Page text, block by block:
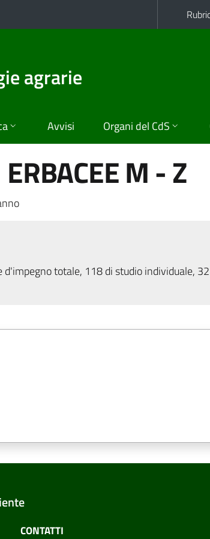
agrarie
Avvisi Organi del CdS
M - Z
totale, 118 di studio individuale,
CONTATTI